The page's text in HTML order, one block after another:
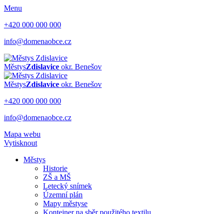
Menu
+420 000 000 000
info@domenaobce.cz
MěstysZdislavice okr. Benešov
MěstysZdislavice okr. Benešov
+420 000 000 000
info@domenaobce.cz
Mapa webu
Vytisknout
Městys
Historie
ZŠ a MŠ
Letecký snímek
Územní plán
Mapy městyse
Kontejner na sběr použitého textilu